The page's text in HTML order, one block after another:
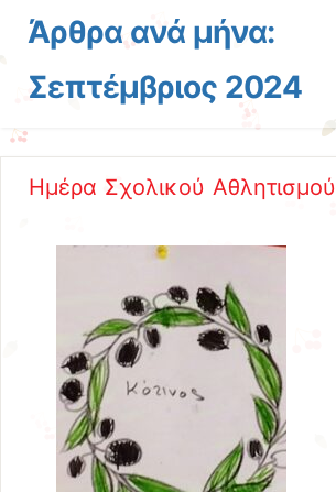
Άρθρα ανά μήνα:
Σεπτέμβριος 2024
Ημέρα Σχολικού Αθλητισμού